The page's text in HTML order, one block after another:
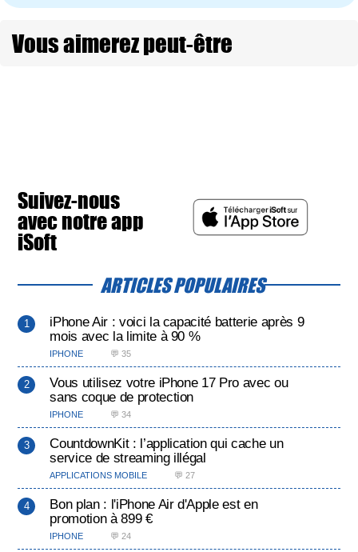
Vous aimerez peut-être
Suivez-nous
avec notre app
iSoft
ARTICLES POPULAIRES
iPhone Air : voici la capacité batterie après 9
mois avec la limite à 90 %
IPHONE 💬 35
Vous utilisez votre iPhone 17 Pro avec ou
sans coque de protection
IPHONE 💬 34
CountdownKit : l’application qui cache un
service de streaming illégal
APPLICATIONS MOBILE 💬 27
Bon plan : l'iPhone Air d'Apple est en
promotion à 899 €
IPHONE 💬 24